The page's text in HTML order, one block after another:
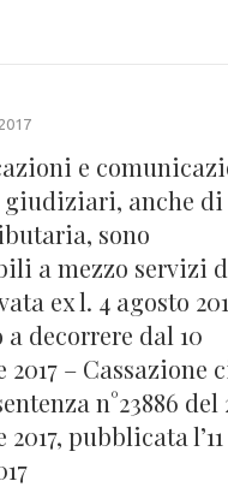
e
anche di
sono
a mezzo servizi
ex l. 4 agosto
a decorrere dal 10
2017 – Cassazione
n°23886 del
pubblicata l’11